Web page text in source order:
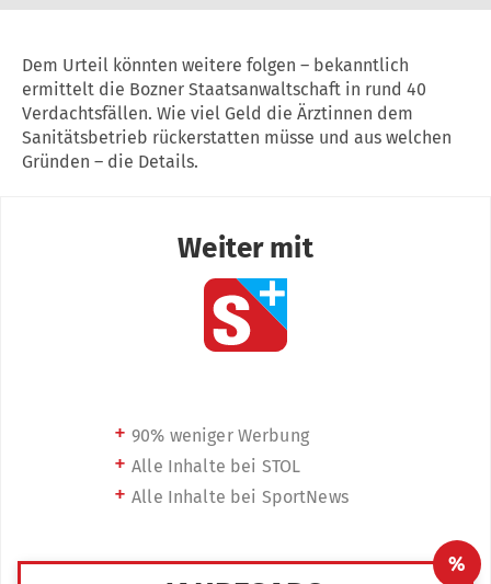
Dem Urteil könnten weitere folgen – bekanntlich
ermittelt die Bozner Staatsanwaltschaft in rund 40
Verdachtsfällen. Wie viel Geld die Ärztinnen dem
Sanitätsbetrieb rückerstatten müsse und aus welchen
Gründen – die Details.